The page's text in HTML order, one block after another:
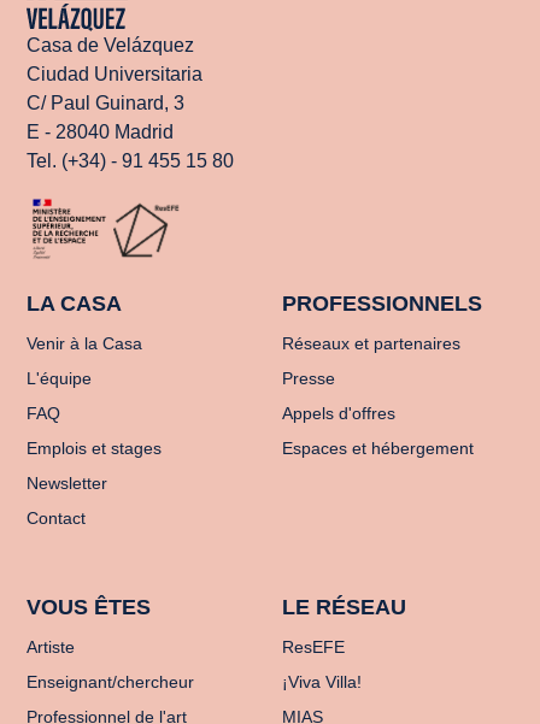
Casa de Velázquez
Ciudad Universitaria
C/ Paul Guinard, 3
E - 28040 Madrid
Tel. (+34) - 91 455 15 80
LA CASA
Venir à la Casa
L'équipe
FAQ
Emplois et stages
Newsletter
Contact
PROFESSIONNELS
Réseaux et partenaires
Presse
Appels d'offres
Espaces et hébergement
VOUS ÊTES
Artiste
Enseignant/chercheur
Professionnel de l'art
LE RÉSEAU
ResEFE
¡Viva Villa!
MIAS